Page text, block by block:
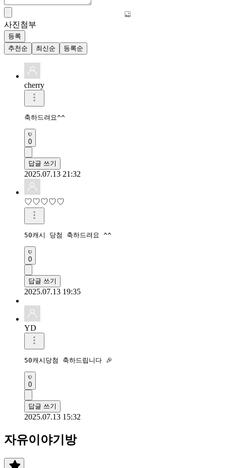
사진첨부
등록
추천순
최신순 등록순
cherry
축하드려요^^
0
답글 쓰기
2025.07.13 21:32
♡♡♡♡♡
50캐시 당첨 축하드려요 ^^
0
답글 쓰기
2025.07.13 19:35
YD
50캐시당첨 축하드립니다 🎉
0
답글 쓰기
2025.07.13 15:32
자유이야기방